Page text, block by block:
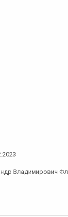
Владимирович